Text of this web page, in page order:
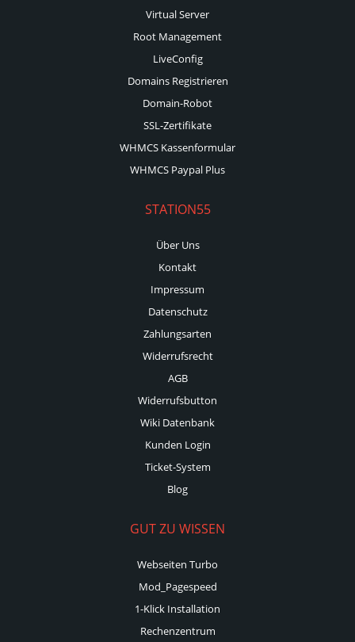
Virtual Server
Root Management
LiveConfig
Domains Registrieren
Domain-Robot
SSL-Zertifikate
WHMCS Kassenformular
WHMCS Paypal Plus
STATION55
Über Uns
Kontakt
Impressum
Datenschutz
Zahlungsarten
Widerrufsrecht
AGB
Widerrufsbutton
Wiki Datenbank
Kunden Login
Ticket-System
Blog
GUT ZU WISSEN
Webseiten Turbo
Mod_Pagespeed
1-Klick Installation
Rechenzentrum